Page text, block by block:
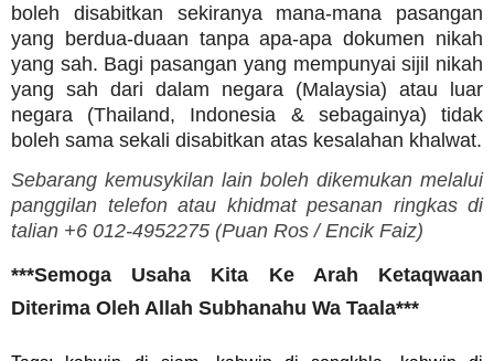
boleh disabitkan sekiranya mana-mana pasangan
yang berdua-duaan tanpa apa-apa dokumen nikah
yang sah. Bagi pasangan yang mempunyai sijil nikah
yang sah dari dalam negara (Malaysia) atau luar
negara (Thailand, Indonesia & sebagainya) tidak
boleh sama sekali disabitkan atas kesalahan khalwat.
Sebarang kemusykilan lain boleh dikemukan melalui
panggilan telefon atau khidmat pesanan ringkas di
talian +6 012-4952275 (Puan Ros /Encik Faiz)
***Semoga Usaha Kita Ke Arah Ketaqwaan
Diterima Oleh Allah Subhanahu Wa Taala***